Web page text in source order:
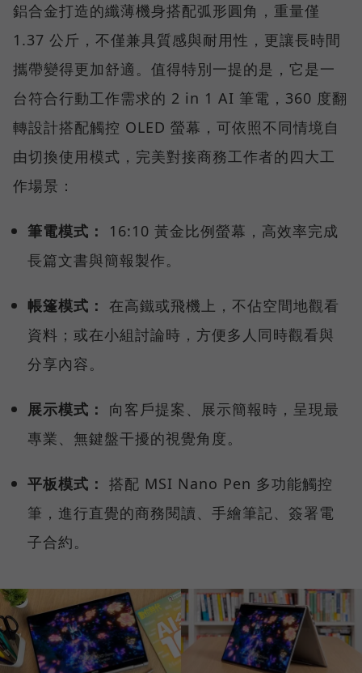
鋁合金打造的纖薄機身搭配弧形圓角，重量僅
1.37 公斤，不僅兼具質感與耐用性，更讓長時間
攜帶變得更加舒適。值得特別一提的是，它是一
台符合行動工作需求的 2 in 1 AI 筆電，360 度翻
轉設計搭配觸控 OLED 螢幕，可依照不同情境自
由切換使用模式，完美對接商務工作者的四大工
作場景：
筆電模式：
16:10 黃金比例螢幕，高效率完成
長篇文書與簡報製作。
帳篷模式： 在高鐵或飛機上，不佔空間地觀看
資料；或在小組討論時，方便多人同時觀看與
分享內容。
展示模式：
向客戶提案、展示簡報時，呈現最
專業、無鍵盤干擾的視覺角度。
平板模式： 搭配 MSI Nano Pen 多功能觸控
筆，進行直覺的商務閱讀、手繪筆記、簽署電
子合約。